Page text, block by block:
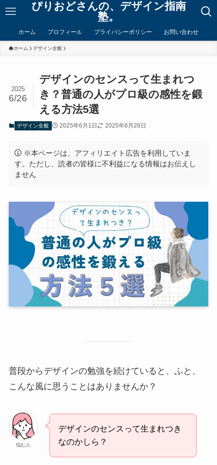
ぴりおどさんの、デザイン指南
塾。
ホーム プロフィール プライバシーポリシー お問い合わせ
ホーム デザイン全般
デザインのセンスって生まれつ
き？普通の人がプロ級の感性を鍛
える方法5選
2025
6/26
デザイン全般 2025年6月1日 2025年6月26日
※本ページは、アフィリエイト広告を利用していま
す。ただし、読者の皆様に不利益になる情報はお伝えし
ません
普段からデザインの勉強を続けていると、ふと、
こんな風に思うことはありませんか？
悩む人
デザインのセンスって生まれつき
なのかしら？